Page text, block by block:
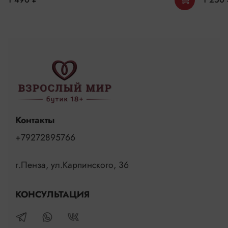
Контакты
+79272895766
г.Пенза, ул.Карпинского, 36
КОНСУЛЬТАЦИЯ